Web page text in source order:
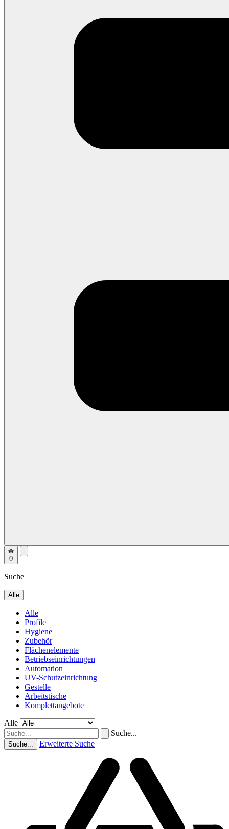
0
Suche
Alle
Alle
Profile
Hygiene
Zubehör
Flächenelemente
Betriebseinrichtungen
Automation
UV-Schutzeinrichtung
Gestelle
Arbeitstische
Komplettangebote
Alle
Suche...
Suche... Erweiterte Suche